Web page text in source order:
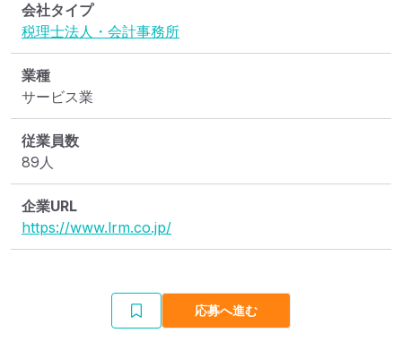
会社タイプ
税理士法人・会計事務所
業種
サービス業
従業員数
89人
企業URL
https://www.lrm.co.jp/
応募へ進む